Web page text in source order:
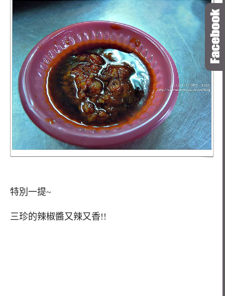
特別一提~
三珍的辣椒醬又辣又香!!